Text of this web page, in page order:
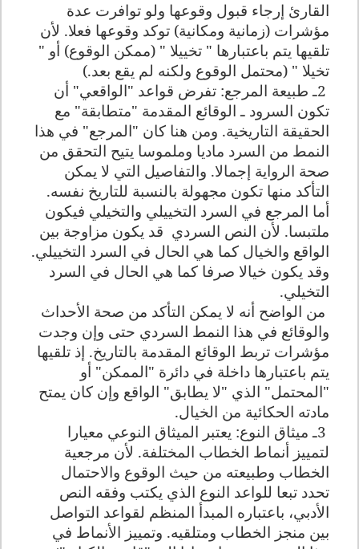
القارئ إرجاء قبول وقوعها ولو توافرت عدة
مؤشرات (زمانية ومكانية) توكد وقوعها فعلا. لأن
تلقيها يتم باعتبارها " تخييلا " (ممكن الوقوع) أو "
تخيلا " (محتمل الوقوع ولكنه لم يقع بعد.
)
2ـ طبيعة المرجع: تفرض قواعد "الواقعي" أن
تكون السرود ـ الوقائع المقدمة "متطابقة" مع
الحقيقة التاريخية. ومن هنا كان "المرجع" في هذا
النمط من السرد ماديا وملموسا يتيح التحقق من
صحة الرواية إجمالا. والتفاصيل التي لا يمكن
التأكد منها تكون مجهولة بالنسبة للتاريخ نفسه.
أما المرجع في السرد التخييلي والتخيلي فيكون
ملتبسا. لأن النص السردي قد يكون مزاوجة بين
الواقع والخيال كما هي الحال في السرد التخييلي.
وقد يكون خيالا صرفا كما هي الحال في السرد
التخيلي.
من الواضح أنه لا يمكن التأكد من صحة الأحداث
والوقائع في هذا النمط السردي حتى وإن وجدت
مؤشرات تربط الوقائع المقدمة بالتاريخ. إذ تلقيها
يتم باعتبارها داخلة في دائرة "الممكن" أو
"المحتمل" الذي "لا يطابق" الواقع وإن كان يمتح
مادته الحكائية من الخيال.
3ـ ميثاق النوع: يعتبر الميثاق النوعي معيارا
لتمييز أنماط الخطاب المختلفة. لأن مرجعية
الخطاب وطبيعته من حيث الوقوع والاحتمال
تحدد تبعا للواعد النوع الذي يكتب وفقه النص
الأدبي، باعتباره المبدأ المنظم لقواعد التواصل
بين منجز الخطاب ومتلقيه. وتمييز الأنماط في